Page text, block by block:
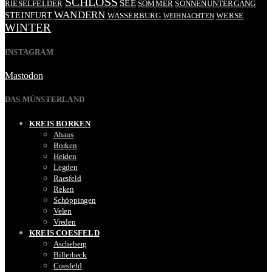
RIESELFELDER SEE SOMMER SONNENUNTERGANG
STEINFURT WANDERN WASSERBURG WEIHNACHTEN WERSE
WINTER
INSTAGRAM
Mastodon
DAS MÜNSTERLAND
KREIS BORKEN
Ahaus
Borken
Heiden
Legden
Raesfeld
Reken
Schöppingen
Velen
Vreden
KREIS COESFELD
Ascheberg
Billerbeck
Coesfeld